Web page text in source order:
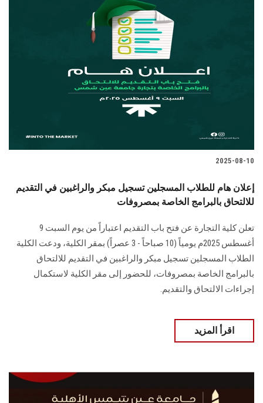
2025-08-10
إعلان هام للطلاب المسجلين تسجيل مبكر والراغبين في التقديم
للالتحاق بالبرامج الخاصة بمصروفات
تعلن كلية التجارة عن فتح باب التقديم اعتباراً من يوم السبت 9
أغسطس 2025م يومياً (10 صباحاً - 3 عصراً) بمقر الكلية، ودعت الكلية
الطلاب المسجلين تسجيل مبكر والراغبين في التقديم للالتحاق
بالبرامج الخاصة بمصروفات، للحضور إلى مقر الكلية لاستكمال
إجراءات الالتحاق والتقديم.
اقرأ المزيد